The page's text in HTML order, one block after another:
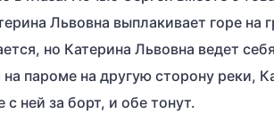
Львовна выплакивает горе на
но Катерина Львовна ведет
пароме на другую сторону реки,
ней за борт, и обе тонут.